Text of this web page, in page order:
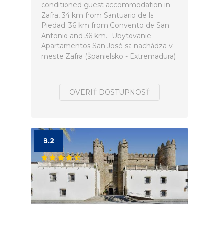
conditioned guest accommodation in
Zafra, 34 km from Santuario de la
Piedad, 36 km from Convento de San
Antonio and 36 km... Ubytovanie
Apartamentos San José sa nachádza v
meste Zafra (Španielsko - Extremadura).
OVERIŤ DOSTUPNOSŤ
8.2